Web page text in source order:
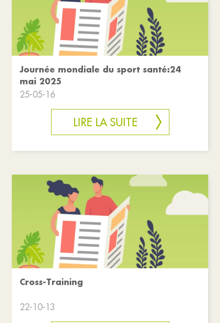
Journée mondiale du sport santé:24
mai 2025
25-05-16
LIRE LA SUITE
Cross-Training
22-10-13